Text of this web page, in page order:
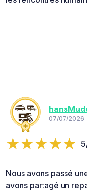
07/07/2026
Nous avons passé
avons partagé un